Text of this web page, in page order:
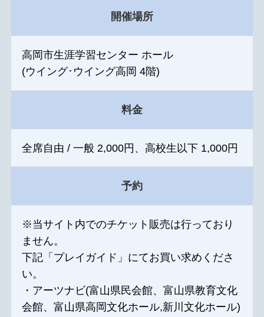
開催場所
高岡市生涯学習センター ホール
(ウイング･ウイング高岡 4階)
料金
全席自由 / 一般 2,000円、高校生以下 1,000円
予約
※当サイト内でのチケット販売は行っており
ません。
下記「プレイガイド」にてお買い求めくださ
い。
・アーツナビ(富山県民会館、富山県教育文化
会館、富山県高岡文化ホール,新川文化ホール)